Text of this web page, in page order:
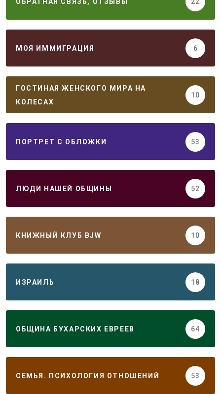
МОЯ ИММИГРАЦИЯ 6
ГОСТИНАЯ ЖЕНСКОГО МИРА НА
КОЛЕСАХ
10
ПОРТРЕТ С ОБЛОЖКИ 53
ЛЮДИ НАШЕЙ ОБЩИНЫ 52
КНИЖНЫЙ КЛУБ BJW 10
ИЗРАИЛЬ 18
ОБЩИНА БУХАРСКИХ ЕВРЕЕВ 64
СЕМЬЯ. ПСИХОЛОГИЯ ОТНОШЕНИЙ 53